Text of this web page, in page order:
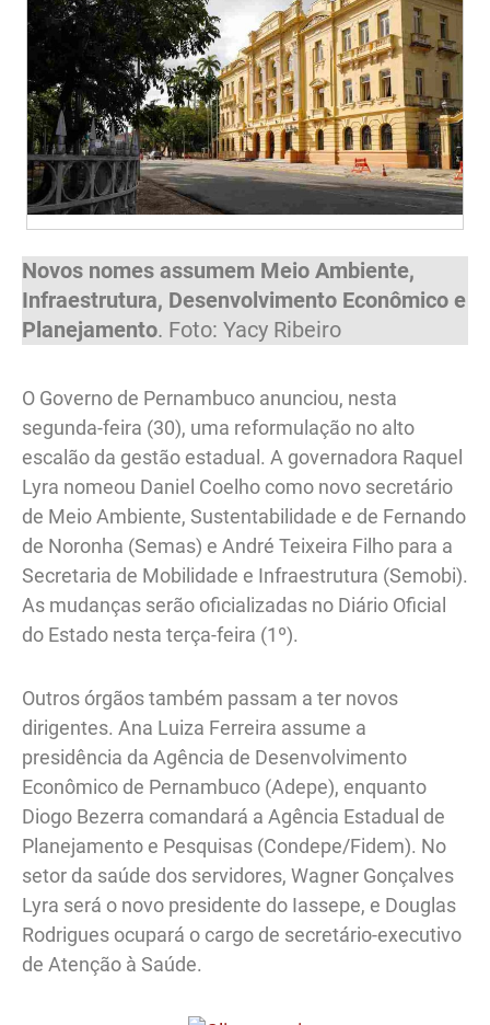
Novos nomes assumem Meio Ambiente,
Infraestrutura, Desenvolvimento Econômico e
Planejamento. Foto: Yacy Ribeiro
O Governo de Pernambuco anunciou, nesta
segunda-feira (30), uma reformulação no alto
escalão da gestão estadual. A governadora Raquel
Lyra nomeou Daniel Coelho como novo secretário
de Meio Ambiente, Sustentabilidade e de Fernando
de Noronha (Semas) e André Teixeira Filho para a
Secretaria de Mobilidade e Infraestrutura (Semobi).
As mudanças serão oficializadas no Diário Oficial
do Estado nesta terça-feira (1º).
Outros órgãos também passam a ter novos
dirigentes. Ana Luiza Ferreira assume a
presidência da Agência de Desenvolvimento
Econômico de Pernambuco (Adepe), enquanto
Diogo Bezerra comandará a Agência Estadual de
Planejamento e Pesquisas (Condepe/Fidem). No
setor da saúde dos servidores, Wagner Gonçalves
Lyra será o novo presidente do Iassepe, e Douglas
Rodrigues ocupará o cargo de secretário-executivo
de Atenção à Saúde.